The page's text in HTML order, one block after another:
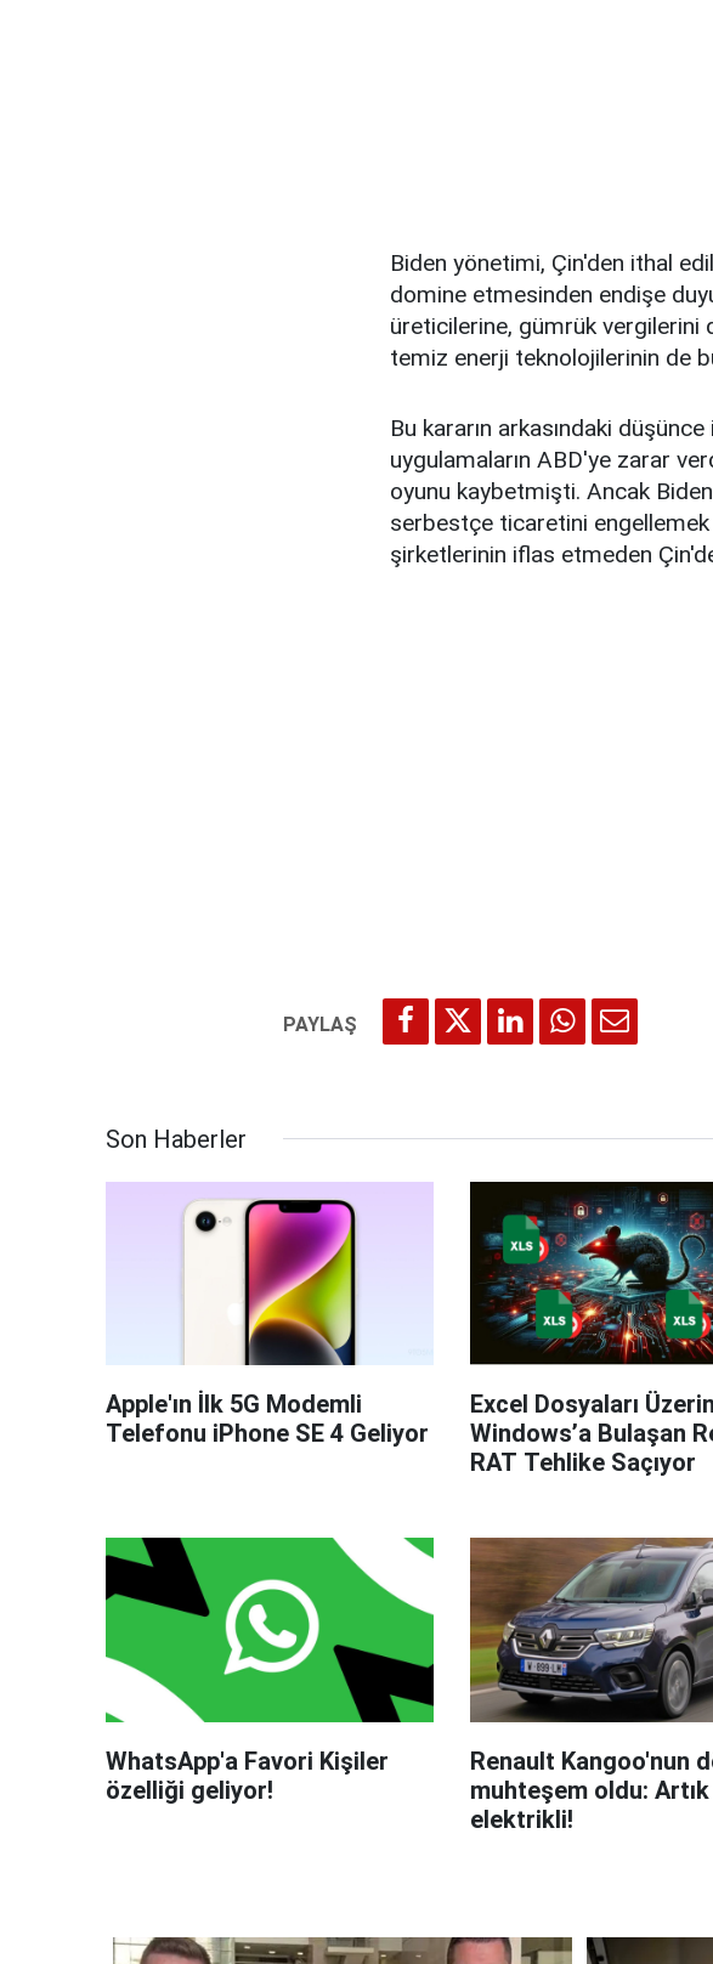
Biden yönetimi, Çin'den ithal
domine etmesinden endişe
üreticilerine, gümrük vergilerini
temiz enerji teknolojilerinin de
Bu kararın arkasındaki
uygulamaların ABD'ye zarar
oyunu kaybetmişti. Ancak
serbestçe ticaretini engellemek
şirketlerinin iflas etmeden
Son Haberler
Apple'ın İlk 5G Modemli
Telefonu iPhone SE 4 Geliyor
Excel Dosyaları
Windows’a Bulaşan
RAT Tehlike Saçıyor
WhatsApp'a Favori Kişiler
özelliği geliyor!
Renault Kangoo'nun
muhteşem oldu: Artık
elektrikli!